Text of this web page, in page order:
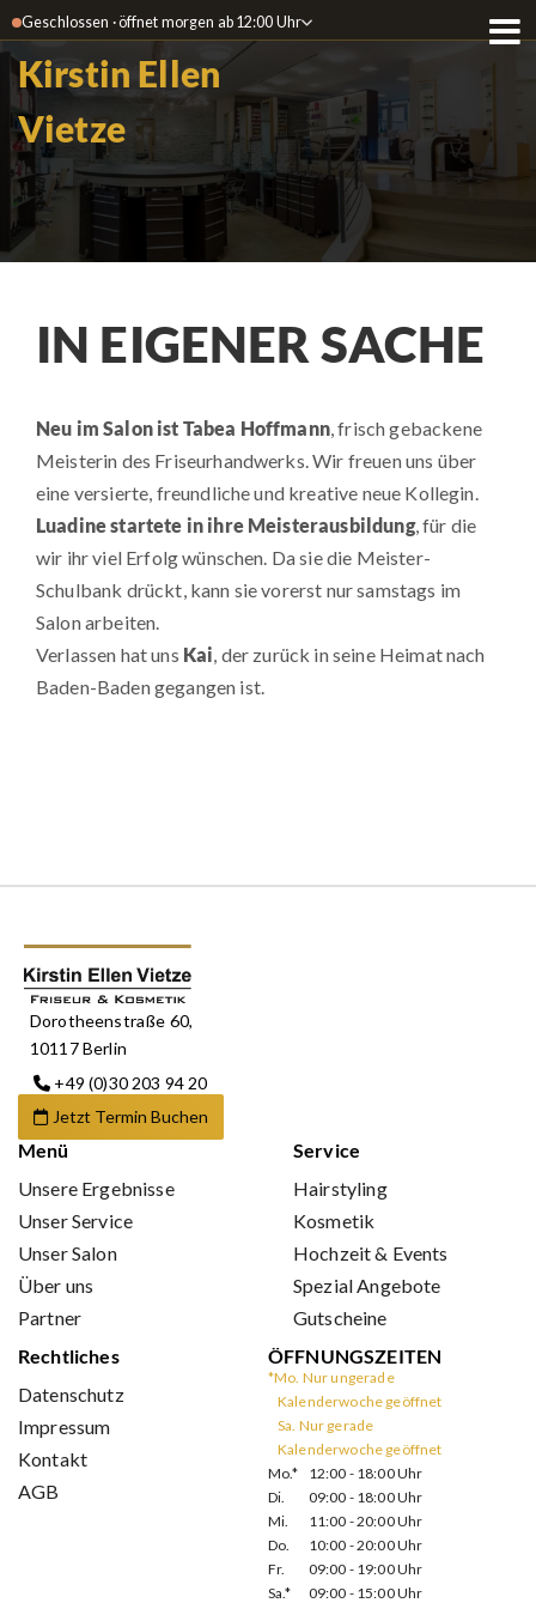
Geschlossen · öffnet morgen ab 12:00 Uhr
Kirstin Ellen
Vietze
IN EIGENER SACHE
Neu im Salon ist Tabea Hoffmann, frisch gebackene
Meisterin des Friseurhandwerks. Wir freuen uns über
eine versierte, freundliche und kreative neue Kollegin.
Luadine startete in ihre Meisterausbildung, für die
wir ihr viel Erfolg wünschen. Da sie die Meister-
Schulbank drückt, kann sie vorerst nur samstags im
Salon arbeiten.
Verlassen hat uns Kai, der zurück in seine Heimat nach
Baden-Baden gegangen ist.
Dorotheenstraße 60,
10117 Berlin
+49 (0)30 203 94 20
Jetzt Termin Buchen
Menü
Unsere Ergebnisse
Unser Service
Unser Salon
Über uns
Partner
Service
Hairstyling
Kosmetik
Hochzeit & Events
Spezial Angebote
Gutscheine
Rechtliches
Datenschutz
Impressum
Kontakt
AGB
ÖFFNUNGSZEITEN
*Mo. Nur ungerade
Kalenderwoche geöffnet
Sa. Nur gerade
Kalenderwoche geöffnet
Mo.*
12:00 - 18:00 Uhr
Di.
09:00 - 18:00 Uhr
Mi.
11:00 - 20:00 Uhr
Do.
10:00 - 20:00 Uhr
Fr.
09:00 - 19:00 Uhr
Sa.*
09:00 - 15:00 Uhr